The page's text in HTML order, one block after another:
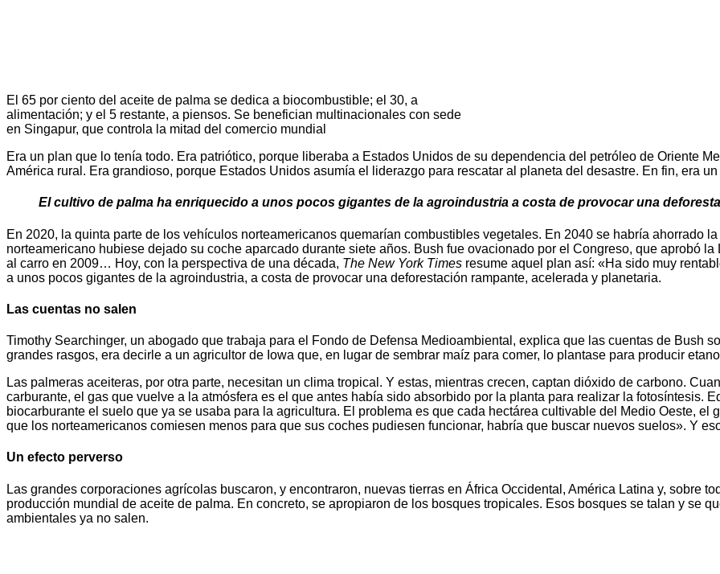
El 65 por ciento del aceite de palma se dedica a biocombustible; el 30, a
alimentación; y el 5 restante, a piensos. Se benefician multinacionales con sede
en Singapur, que controla la mitad del comercio mundial
Era un plan que lo tenía todo. Era patriótico, porque liberaba a Estados Unidos de su dependencia del petróleo de Oriente
América rural. Era grandioso, porque Estados Unidos asumía el liderazgo para rescatar al planeta del desastre. En fin, era
El cultivo de palma ha enriquecido a unos pocos gigantes de la agroindustria a costa de provocar una
En 2020, la quinta parte de los vehículos norteamericanos quemarían combustibles vegetales. En 2040 se habría ahorrado
norteamericano hubiese dejado su coche aparcado durante siete años. Bush fue ovacionado por el Congreso, que aprobó
al carro en 2009… Hoy, con la perspectiva de una década, The New York Times resume aquel plan así: «Ha sido muy
a unos pocos gigantes de la agroindustria, a costa de provocar una deforestación rampante, acelerada y planetaria.
Las cuentas no salen
Timothy Searchinger, un abogado que trabaja para el Fondo de Defensa Medioambiental, explica que las cuentas de Bush
grandes rasgos, era decirle a un agricultor de Iowa que, en lugar de sembrar maíz para comer, lo plantase para producir
Las palmeras aceiteras, por otra parte, necesitan un clima tropical. Y estas, mientras crecen, captan dióxido de carbono.
carburante, el gas que vuelve a la atmósfera es el que antes había sido absorbido por la planta para realizar la fotosíntesis.
biocarburante el suelo que ya se usaba para la agricultura. El problema es que cada hectárea cultivable del Medio Oeste, el
que los norteamericanos comiesen menos para que sus coches pudiesen funcionar, habría que buscar nuevos suelos». Y
Un efecto perverso
Las grandes corporaciones agrícolas buscaron, y encontraron, nuevas tierras en África Occidental, América Latina y, sobre
producción mundial de aceite de palma. En concreto, se apropiaron de los bosques tropicales. Esos bosques se talan y se
ambientales ya no salen.